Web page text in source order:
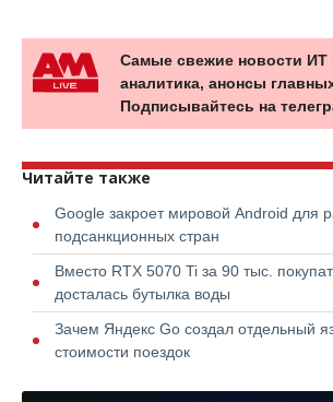
Самые свежие новости
аналитика, анонсы
Подписывайтесь на
Читайте также
Google закроет мировой Android для
подсанкционных стран
Вместо RTX 5070 Ti за 90 тыс.
досталась бутылка воды
Зачем Яндекс Go создал отдельный
стоимости поездок